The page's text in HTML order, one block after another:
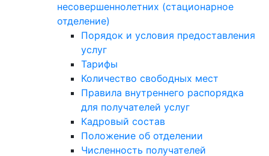
несовершеннолетних (стационарное
отделение)
Порядок и условия предоставления
услуг
Тарифы
Количество свободных мест
Правила внутреннего распорядка
для получателей услуг
Кадровый состав
Положение об отделении
Численность получателей